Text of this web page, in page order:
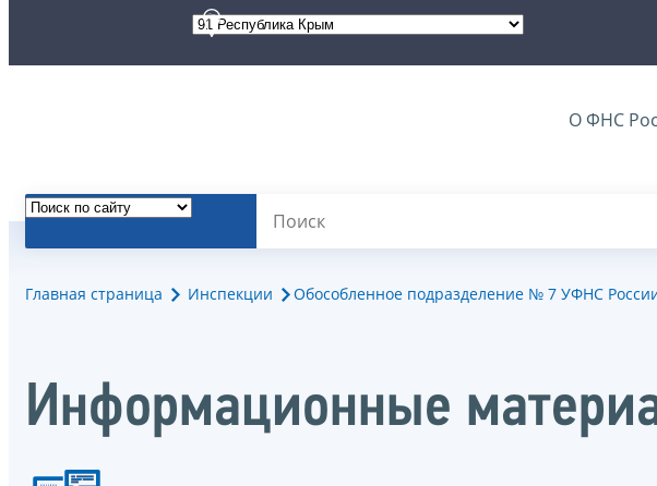
О ФНС
Главная страница Инспекции Обособленное подразделение № 7 УФНС
Информационные